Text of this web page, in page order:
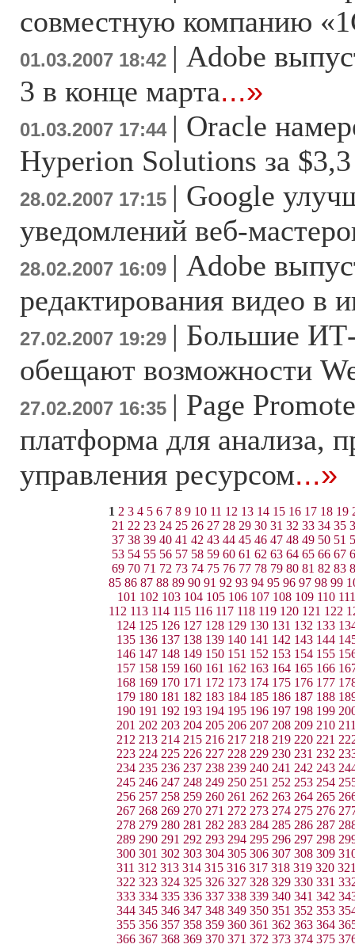
совместную компанию
01.03.2007 18:42 | Adobe
3 в конце марта...»
01.03.2007 17:44 | Oracle
Hyperion Solutions за
28.02.2007 17:15 | Google
уведомлений веб-
28.02.2007 16:09 | Adobe
редактирования видео в
27.02.2007 19:29 | Большие
обещают возможности
27.02.2007 16:35 | Page
платформа для анализа,
управления ресурсом...»
1 2 3 4 5 6 7 8 9 10 11 12 13 14 15 16 17 18 19
21 22 23 24 25 26 27 28 29 30 31 32 33 34 35
37 38 39 40 41 42 43 44 45 46 47 48 49 50 51
53 54 55 56 57 58 59 60 61 62 63 64 65 66 67
69 70 71 72 73 74 75 76 77 78 79 80 81 82 83
85 86 87 88 89 90 91 92 93 94 95 96 97 98 99
101 102 103 104 105 106 107 108 109 110 111
112 113 114 115 116 117 118 119 120 121 122
124 125 126 127 128 129 130 131 132 133
135 136 137 138 139 140 141 142 143 144
146 147 148 149 150 151 152 153 154 155
157 158 159 160 161 162 163 164 165 166
168 169 170 171 172 173 174 175 176 177
179 180 181 182 183 184 185 186 187 188
190 191 192 193 194 195 196 197 198 199
201 202 203 204 205 206 207 208 209 210
212 213 214 215 216 217 218 219 220 221
223 224 225 226 227 228 229 230 231 232
234 235 236 237 238 239 240 241 242 243
245 246 247 248 249 250 251 252 253 254
256 257 258 259 260 261 262 263 264 265
267 268 269 270 271 272 273 274 275 276
278 279 280 281 282 283 284 285 286 287
289 290 291 292 293 294 295 296 297 298
300 301 302 303 304 305 306 307 308 309
311 312 313 314 315 316 317 318 319 320
322 323 324 325 326 327 328 329 330 331
333 334 335 336 337 338 339 340 341 342
344 345 346 347 348 349 350 351 352 353
355 356 357 358 359 360 361 362 363 364
366 367 368 369 370 371 372 373 374 375